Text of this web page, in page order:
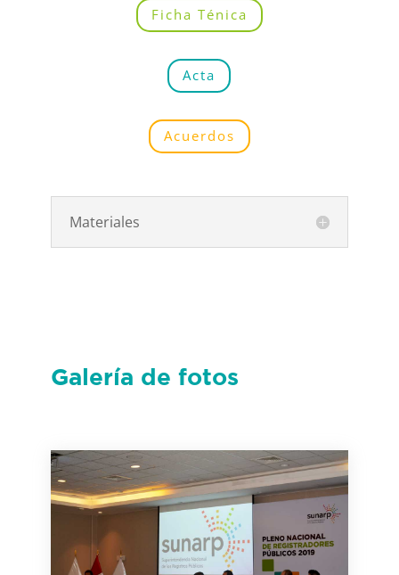
Ficha Ténica
Acta
Acuerdos
Materiales
Galería de fotos